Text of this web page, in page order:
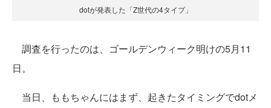
dotが発表した「Z世代の4タイプ」
調査を行ったのは、ゴールデンウィーク明けの5月11
日。
当日、ももちゃんにはまず、起きたタイミングでdotメ